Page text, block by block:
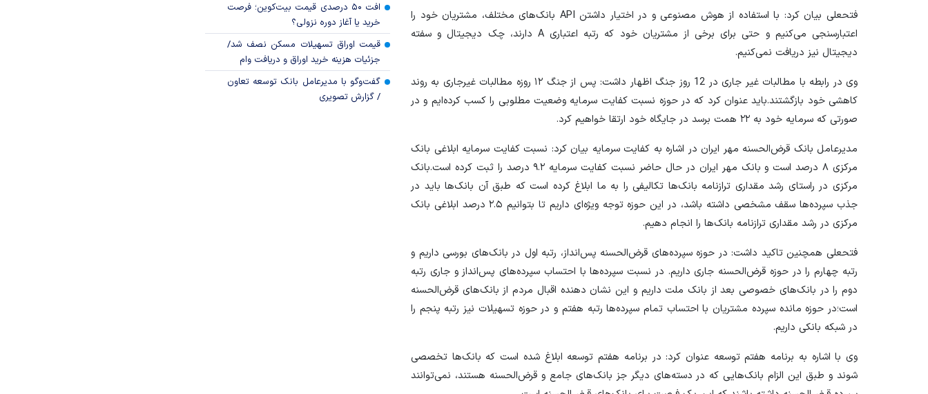
فتحعلی بیان کرد: با استفاده از هوش مصنوعی و در اختیار داشتن API بانک‌های مختلف، مشتریان خود را
اعتبارسنجی می‌کنیم و حتی برای برخی از مشتریان خود که رتبه اعتباری A دارند، چک دیجیتال و سفته
دیجیتال نیز دریافت نمی‌کنیم.
وی در رابطه با مطالبات غیر جاری در 12 روز جنگ اظهار داشت: پس از جنگ ۱۲ روزه مطالبات غیرجاری به روند
کاهشی خود بازگشتند.باید عنوان کرد که در حوزه نسبت کفایت سرمایه وضعیت مطلوبی را کسب کرده‌ایم و در
صورتی که سرمایه خود به ۲۲ همت برسد در جایگاه خود ارتقا خواهیم کرد.
مدیرعامل بانک قرض‌الحسنه مهر ایران در اشاره به کفایت سرمایه بیان کرد: نسبت کفایت سرمایه ابلاغی بانک
مرکزی ۸ درصد است و بانک مهر ایران در حال حاضر نسبت کفایت سرمایه ۹.۲ درصد را ثبت کرده است.بانک
مرکزی در راستای رشد مقداری ترازنامه بانک‌ها تکالیفی را به ما ابلاغ کرده است که طبق آن بانک‌ها باید در
جذب سپرده‌ها سقف مشخصی داشته باشد، در این حوزه توجه ویژه‌ای داریم تا بتوانیم ۲.۵ درصد ابلاغی بانک
مرکزی در رشد مقداری ترازنامه بانک‌ها را انجام دهیم.
فتحعلی همچنین تاکید داشت: در حوزه سپرده‌های قرض‌الحسنه پس‌انداز، رتبه اول در بانک‌های بورسی داریم و
رتبه چهارم را در حوزه قرض‌الحسنه جاری داریم. در نسبت سپرده‌ها با احتساب سپرده‌های پس‌انداز و جاری رتبه
دوم را در بانک‌های خصوصی بعد از بانک ملت داریم و این نشان دهنده اقبال مردم از بانک‌های قرض‌الحسنه
است؛در حوزه مانده سپرده مشتریان با احتساب تمام سپرده‌ها رتبه هفتم و در حوزه تسهیلات نیز رتبه پنجم را
در شبکه بانکی داریم.
وی با اشاره به برنامه هفتم توسعه عنوان کرد: در برنامه هفتم توسعه ابلاغ شده است که بانک‌ها تخصصی
شوند و طبق این الزام بانک‌هایی که در دسته‌های دیگر جز بانک‌های جامع و قرض‌الحسنه هستند، نمی‌توانند
افت ۵۰ درصدی قیمت بیت‌کوین؛ فرصت
خرید یا آغاز دوره نزولی؟
قیمت اوراق تسهیلات مسکن نصف شد/
جزئیات هزینه خرید اوراق و دریافت وام
گفت‌وگو با مدیرعامل بانک توسعه تعاون
/ گزارش تصویری